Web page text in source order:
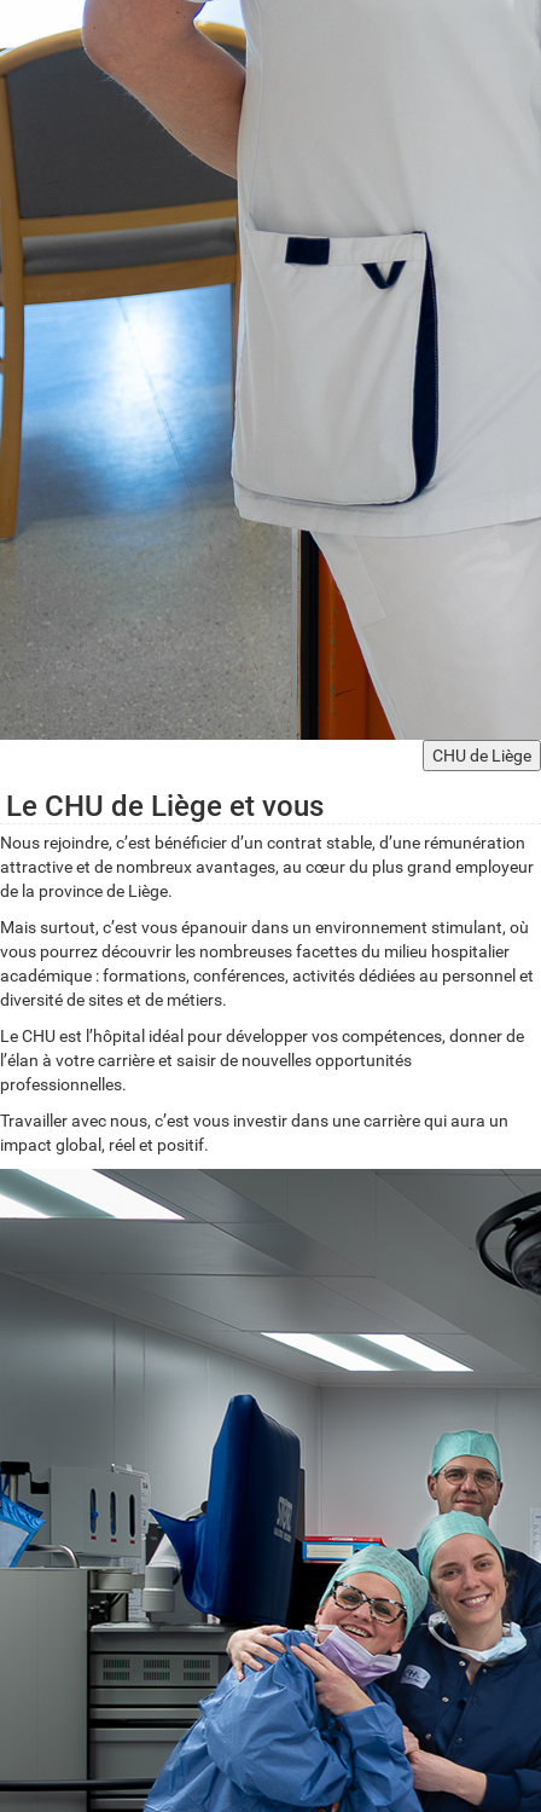
CHU de Liège
Le CHU de Liège et vous
Nous rejoindre, c’est bénéficier d’un contrat stable, d’une rémunération
attractive et de nombreux avantages, au cœur du plus grand employeur
de la province de Liège.
Mais surtout, c’est vous épanouir dans un environnement stimulant, où
vous pourrez découvrir les nombreuses facettes du milieu hospitalier
académique : formations, conférences, activités dédiées au personnel et
diversité de sites et de métiers.
Le CHU est l’hôpital idéal pour développer vos compétences, donner de
l’élan à votre carrière et saisir de nouvelles opportunités
professionnelles.
Travailler avec nous, c’est vous investir dans une carrière qui aura un
impact global, réel et positif.